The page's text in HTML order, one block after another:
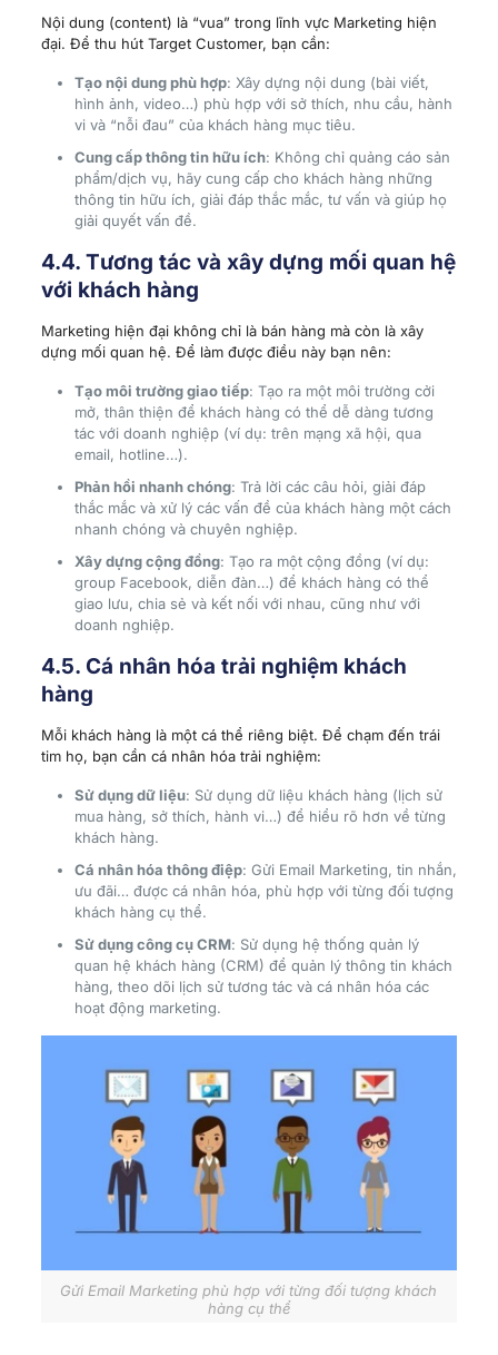
Nội dung (content) là “vua” trong lĩnh vực Marketing hiện
đại. Để thu hút Target Customer, bạn cần:
Tạo nội dung phù hợp: Xây dựng nội dung (bài viết,
hình ảnh, video…) phù hợp với sở thích, nhu cầu, hành
vi và “nỗi đau” của khách hàng mục tiêu.
Cung cấp thông tin hữu ích: Không chỉ quảng cáo sản
phẩm/dịch vụ, hãy cung cấp cho khách hàng những
thông tin hữu ích, giải đáp thắc mắc, tư vấn và giúp họ
giải quyết vấn đề.
4.4. Tương tác và xây dựng mối quan hệ
với khách hàng
Marketing hiện đại không chỉ là bán hàng mà còn là xây
dựng mối quan hệ. Để làm được điều này bạn nên:
Tạo môi trường giao tiếp: Tạo ra một môi trường cởi
mở, thân thiện để khách hàng có thể dễ dàng tương
tác với doanh nghiệp (ví dụ: trên mạng xã hội, qua
email, hotline…).
Phản hồi nhanh chóng: Trả lời các câu hỏi, giải đáp
thắc mắc và xử lý các vấn đề của khách hàng một cách
nhanh chóng và chuyên nghiệp.
Xây dựng cộng đồng: Tạo ra một cộng đồng (ví dụ:
group Facebook, diễn đàn…) để khách hàng có thể
giao lưu, chia sẻ và kết nối với nhau, cũng như với
doanh nghiệp.
4.5. Cá nhân hóa trải nghiệm khách
hàng
Mỗi khách hàng là một cá thể riêng biệt. Để chạm đến trái
tim họ, bạn cần cá nhân hóa trải nghiệm:
Sử dụng dữ liệu: Sử dụng dữ liệu khách hàng (lịch sử
mua hàng, sở thích, hành vi…) để hiểu rõ hơn về từng
khách hàng.
Cá nhân hóa thông điệp: Gửi Email Marketing, tin nhắn,
ưu đãi… được cá nhân hóa, phù hợp với từng đối tượng
khách hàng cụ thể.
Sử dụng công cụ CRM: Sử dụng hệ thống quản lý
quan hệ khách hàng (CRM) để quản lý thông tin khách
hàng, theo dõi lịch sử tương tác và cá nhân hóa các
hoạt động marketing.
Gửi Email Marketing phù hợp với từng đối tượng khách
hàng cụ thể